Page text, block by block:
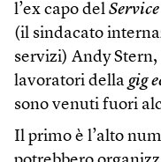
l’ex capo del
(il sindacato
servizi) Andy
lavoratori della gig
sono venuti fuori
Il primo è l’alto